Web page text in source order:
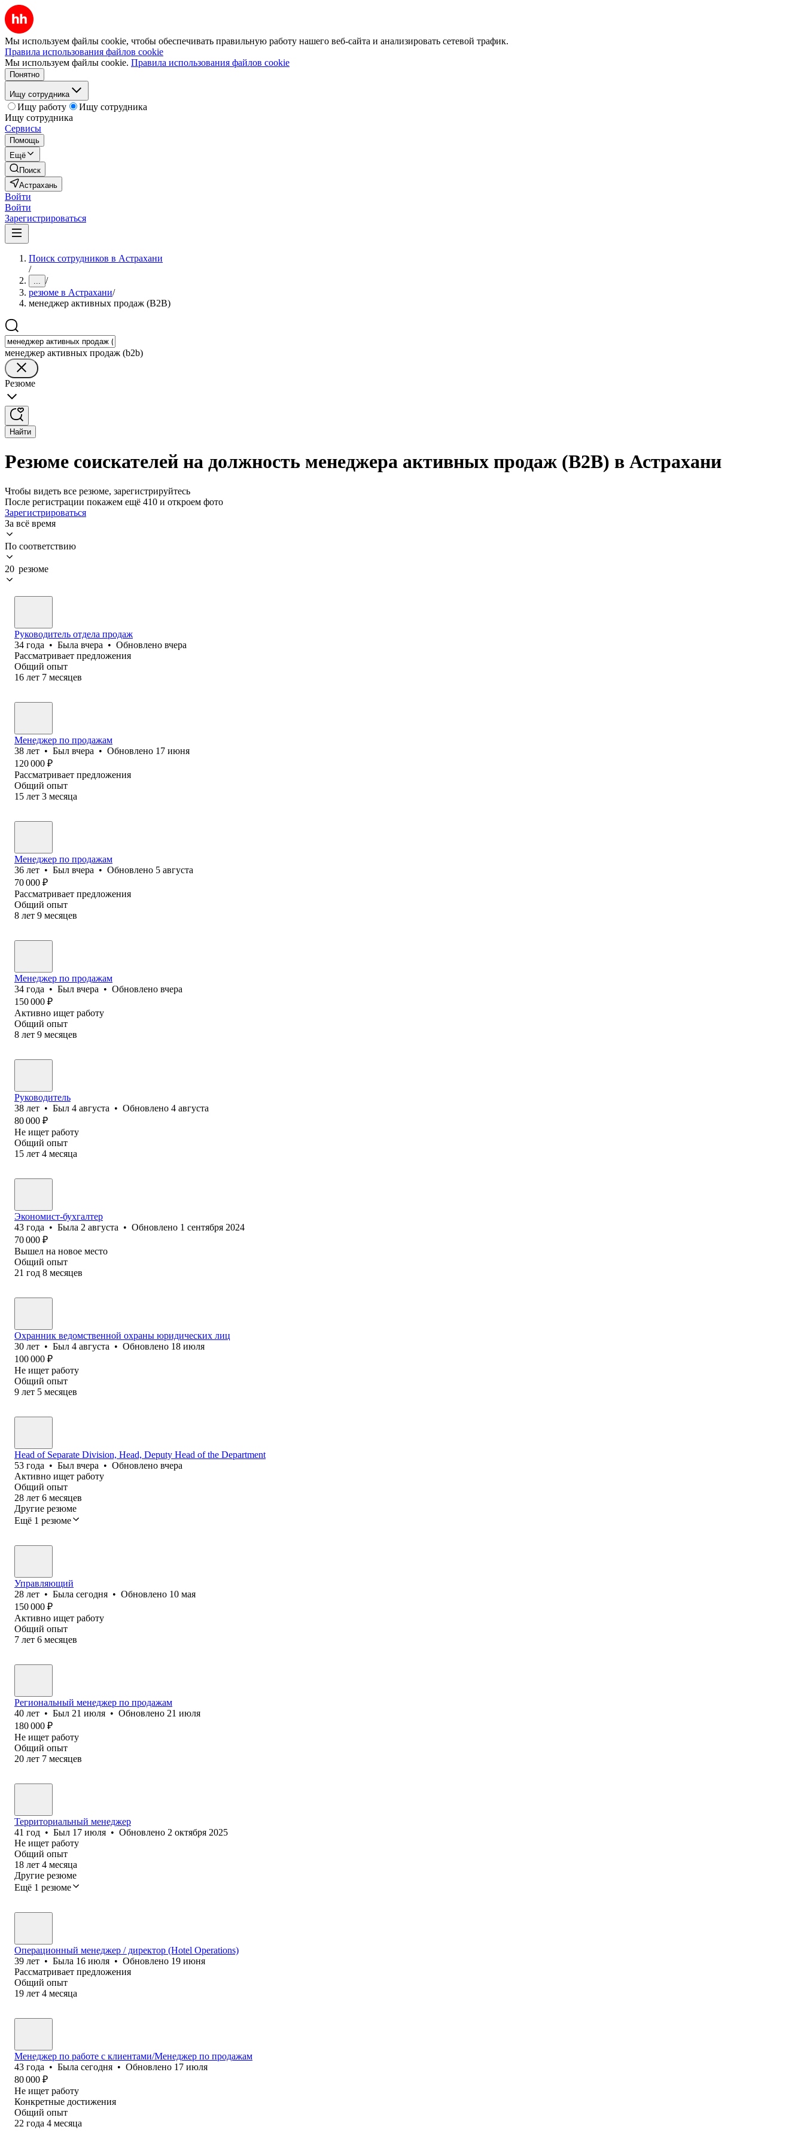
Мы используем файлы cookie, чтобы обеспечивать правильную работу нашего веб-сайта и анализировать сетевой трафик.
Правила использования файлов cookie
Мы используем файлы cookie. Правила использования файлов cookie
Понятно
Ищу сотрудника
Ищу работу
Ищу сотрудника
Ищу сотрудника
Сервисы
Помощь
Ещё
Поиск
Астрахань
Войти
Войти
Зарегистрироваться
Поиск сотрудников в Астрахани
/
... /
резюме в Астрахани/
менеджер активных продаж (B2B)
менеджер активных продаж (b2b)
Резюме
Найти
Резюме соискателей на должность менеджера активных продаж (B2B) в Астрахани
Чтобы видеть все резюме, зарегистрируйтесь
После регистрации покажем ещё 410 и откроем фото
Зарегистрироваться
За всё время
По соответствию
20 резюме
Руководитель отдела продаж
34 года • Была вчера • Обновлено вчера
Рассматривает предложения
Общий опыт
16 лет 7 месяцев
Менеджер по продажам
38 лет • Был вчера • Обновлено 17 июня
120 000 ₽
Рассматривает предложения
Общий опыт
15 лет 3 месяца
Менеджер по продажам
36 лет • Был вчера • Обновлено 5 августа
70 000 ₽
Рассматривает предложения
Общий опыт
8 лет 9 месяцев
Менеджер по продажам
34 года • Был вчера • Обновлено вчера
150 000 ₽
Активно ищет работу
Общий опыт
8 лет 9 месяцев
Руководитель
38 лет • Был 4 августа • Обновлено 4 августа
80 000 ₽
Не ищет работу
Общий опыт
15 лет 4 месяца
Экономист-бухгалтер
43 года • Была 2 августа • Обновлено 1 сентября 2024
70 000 ₽
Вышел на новое место
Общий опыт
21 год 8 месяцев
Охранник ведомственной охраны юридических лиц
30 лет • Был 4 августа • Обновлено 18 июля
100 000 ₽
Не ищет работу
Общий опыт
9 лет 5 месяцев
Head of Separate Division, Head, Deputy Head of the Department
53 года • Был вчера • Обновлено вчера
Активно ищет работу
Общий опыт
28 лет 6 месяцев
Другие резюме
Ещё 1 резюме
Управляющий
28 лет • Была сегодня • Обновлено 10 мая
150 000 ₽
Активно ищет работу
Общий опыт
7 лет 6 месяцев
Региональный менеджер по продажам
40 лет • Был 21 июля • Обновлено 21 июля
180 000 ₽
Не ищет работу
Общий опыт
20 лет 7 месяцев
Территориальный менеджер
41 год • Был 17 июля • Обновлено 2 октября 2025
Не ищет работу
Общий опыт
18 лет 4 месяца
Другие резюме
Ещё 1 резюме
Операционный менеджер / директор (Hotel Operations)
39 лет • Была 16 июля • Обновлено 19 июня
Рассматривает предложения
Общий опыт
19 лет 4 месяца
Менеджер по работе с клиентами/Менеджер по продажам
43 года • Была сегодня • Обновлено 17 июля
80 000 ₽
Не ищет работу
Конкретные достижения
Общий опыт
22 года 4 месяца